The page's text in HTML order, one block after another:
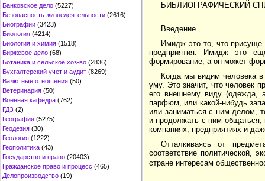
Банковское дело (5227)
Безопасность жизнедеятельности (2616)
Биографии (3423)
Биология (4214)
Биология и химия (1518)
Биржевое дело (68)
Ботаника и сельское хоз-во (2836)
Бухгалтерский учет и аудит (8269)
Валютные отношения (50)
Ветеринария (50)
Военная кафедра (762)
ГДЗ (2)
География (5275)
Геодезия (30)
Геология (1222)
Геополитика (43)
Государство и право (20403)
Гражданское право и процесс (465)
Делопроизводство (19)
БИБЛИОГРАФИЧЕСКИЙ
Введение
Имидж это то, что присуще
предприятия. Имидж это
формирование, а он может
Когда мы видим человека
уму. Это значит, что человек
его внешнему виду (одежда,
парфюм, или какой-нибудь
или заниматься с ним делом,
и продолжать с ним общаться,
компаниях, предприятиях и
Отталкиваясь от
соответствие политической,
стране интересам